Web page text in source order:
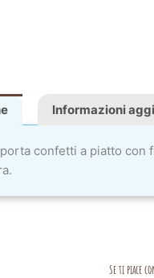
Informazioni
confetti a piatto con
Se ti piace